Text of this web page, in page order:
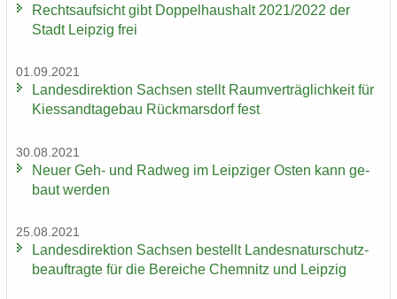
Rechts­auf­sicht gibt Dop­pel­haus­halt 2021/2022 der
Stadt Leip­zig frei
01.09.2021
Lan­des­di­rek­ti­on Sach­sen stellt Ra­um­ver­träg­lich­keit für
Kies­sand­ta­ge­bau Rück­mars­dorf fest
30.08.2021
Neuer Geh- und Rad­weg im Leip­zi­ger Osten kann ge­
baut wer­den
25.08.2021
Lan­des­di­rek­ti­on Sach­sen be­stellt Lan­des­na­tur­schutz­
be­auf­trag­te für die Be­rei­che Chem­nitz und Leip­zig